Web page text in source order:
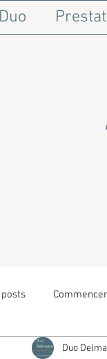
Commencer
Duo